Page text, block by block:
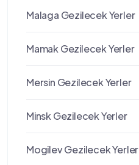
Malaga Gezilecek Yerler
Mamak Gezilecek Yerler
Mersin Gezilecek Yerler
Minsk Gezilecek Yerler
Mogilev Gezilecek Yerler